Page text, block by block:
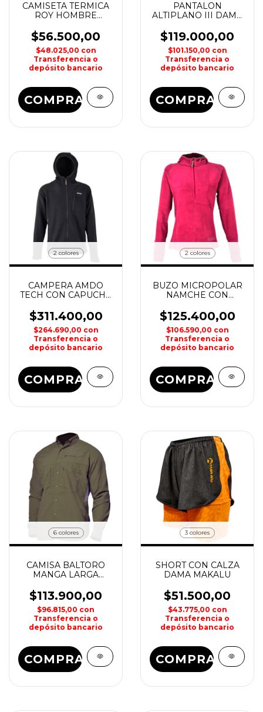
CAMISETA TERMICA
ROY HOMBRE
$56.500,00
$48.025,00 con
Transferencia o
depósito bancario
COMPRAR
PANTALON
ALTIPLANO III DAMA
$119.000,00
$101.150,00 con
Transferencia o
depósito bancario
COMPRAR
2 colores
CAMPERA AMDO
TECH CON CAPUCHA
$311.400,00
$264.690,00 con
Transferencia o
depósito bancario
COMPRAR
2 colores
BUZO MICROPOLAR
NAMCHE CON
SHERPA
$125.400,00
$106.590,00 con
Transferencia o
depósito bancario
COMPRAR
6 colores
CAMISA BALTORO
MANGA LARGA
$113.900,00
$96.815,00 con
Transferencia o
depósito bancario
COMPRAR
3 colores
SHORT CON CALZA
DAMA MAKALU
$51.500,00
$43.775,00 con
Transferencia o
depósito bancario
COMPRAR